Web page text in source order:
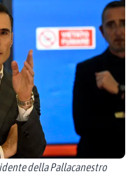
della Pallacanestro